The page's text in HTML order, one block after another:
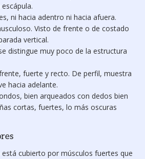
ni hacia adentro ni ha­cia afuera.
Visto de frente o de costado
vertical.
dis­tingue muy poco de la estruc­tura
fuerte y recto. De perfil, muestra
hacia adelante.
bien arqueados con dedos bien
cortas, fuertes, lo más oscuras
cubierto por músculos fuertes que